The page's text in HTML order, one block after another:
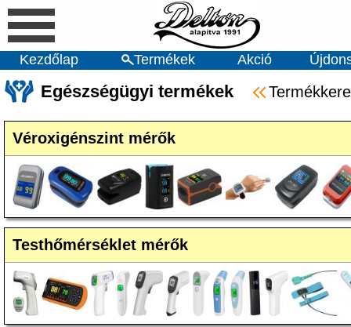
Kezdőlap Termékek Akció
Egészségügyi termékek
Véroxigénszint mérők
Testhőmérséklet mérők